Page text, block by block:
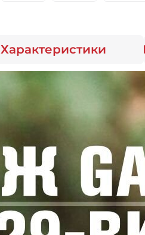
Характеристики